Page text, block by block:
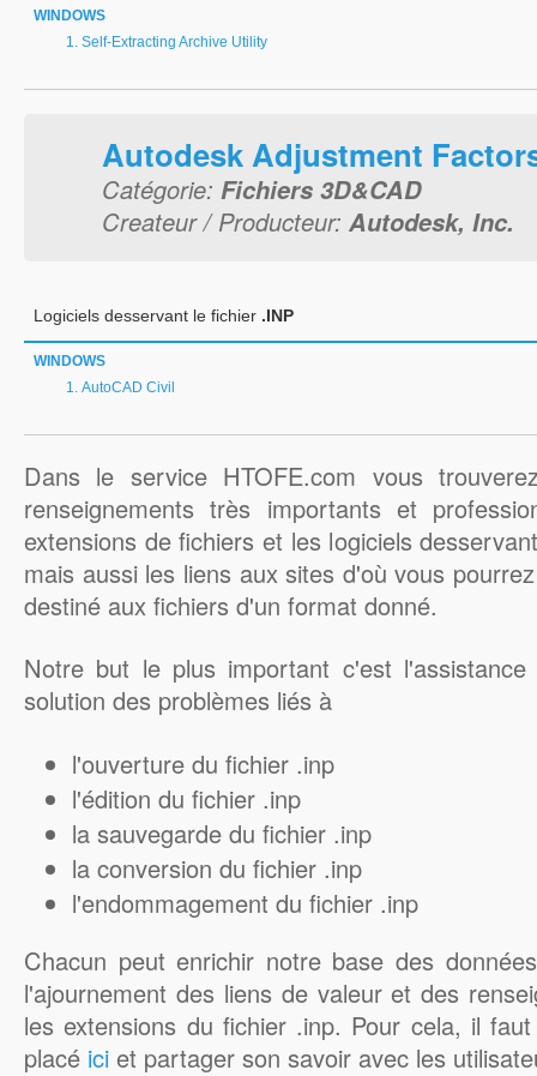
WINDOWS
Self-Extracting Archive Utility
Autodesk Adjustment
Catégorie: Fichiers 3D&CAD
Createur / Producteur: Autodesk, Inc.
Logiciels desservant le fichier .INP
WINDOWS
AutoCAD Civil
Dans le service HTOFE.com vous
renseignements très importants et
extensions de fichiers et les logiciels
mais aussi les liens aux sites d'où vous
destiné aux fichiers d'un format donné.
Notre but le plus important c'est l'assistance
solution des problèmes liés à
l'ouverture du fichier .inp
l'édition du fichier .inp
la sauvegarde du fichier .inp
la conversion du fichier .inp
l'endommagement du fichier .inp
Chacun peut enrichir notre base des
l'ajournement des liens de valeur et des
les extensions du fichier .inp. Pour cela, il
placé ici et partager son savoir avec les